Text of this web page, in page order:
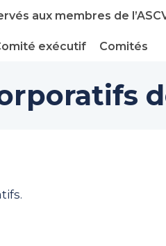
aux membres de
exécutif Comités